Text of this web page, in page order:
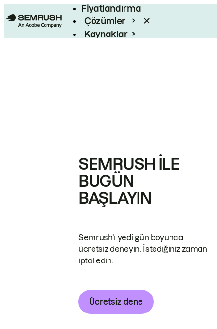
Fiyatlandırma
Çözümler
Kaynaklar
SEMRUSH ILE
BUGÜN
BAŞLAYIN
Semrush'ı yedi gün boyunca
ücretsiz deneyin. İstediğiniz zaman
iptal edin.
Ücretsiz dene